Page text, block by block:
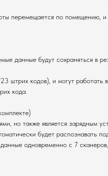
перемещается по помещению,
данные будут сохраняться
кодов), и могут работать
кода.
но также является зарядным
будет распознавать
одновременно с 7